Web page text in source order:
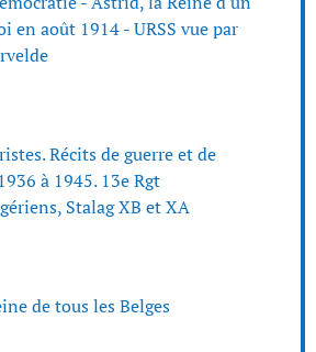
en août 1914 - URSS vue par
Récits de guerre et de
à 1945. 13e Rgt
Stalag XB et XA
de tous les Belges